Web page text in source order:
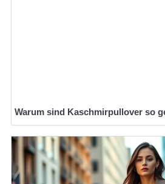
Warum sind Kaschmirpullover so